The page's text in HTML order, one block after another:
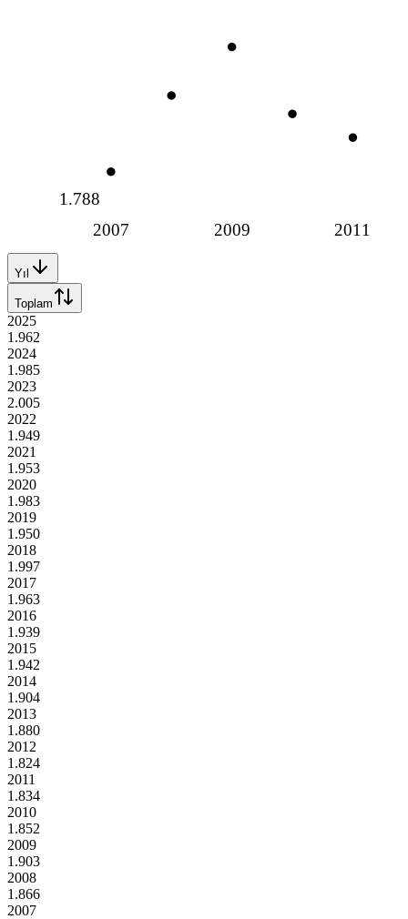
2007 2009 2011
1.788
Yıl
Toplam
2025
1.962
2024
1.985
2023
2.005
2022
1.949
2021
1.953
2020
1.983
2019
1.950
2018
1.997
2017
1.963
2016
1.939
2015
1.942
2014
1.904
2013
1.880
2012
1.824
2011
1.834
2010
1.852
2009
1.903
2008
1.866
2007